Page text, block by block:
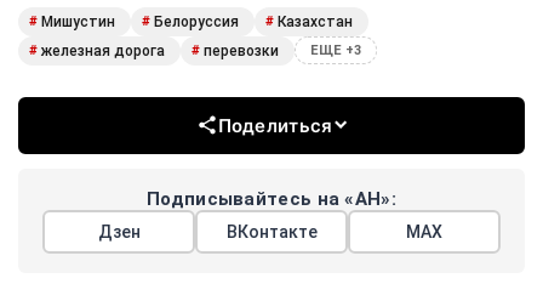
# Мишустин # Белоруссия # Казахстан
# железная дорога # перевозки ЕЩЕ +3
Поделиться
Подписывайтесь на «АН»:
Дзен ВКонтакте МАХ